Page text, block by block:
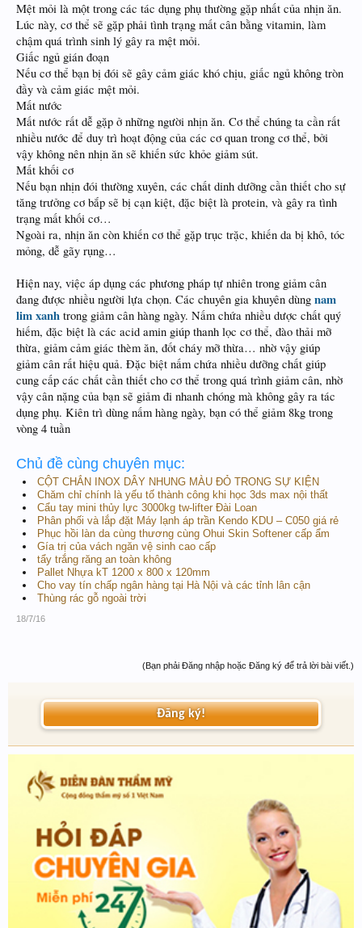
Mệt mỏi là một trong các tác dụng phụ thường gặp nhất của nhịn ăn.
Lúc này, cơ thể sẽ gặp phải tình trạng mất cân bằng vitamin, làm
chậm quá trình sinh lý gây ra mệt mỏi.
Giấc ngủ gián đoạn
Nếu cơ thể bạn bị đói sẽ gây cảm giác khó chịu, giấc ngủ không tròn
đầy và cảm giác mệt mỏi.
Mất nước
Mất nước rất dễ gặp ở những người nhịn ăn. Cơ thể chúng ta cần rất
nhiều nước để duy trì hoạt động của các cơ quan trong cơ thể, bởi
vậy không nên nhịn ăn sẽ khiến sức khỏe giảm sút.
Mất khối cơ
Nếu bạn nhịn đói thường xuyên, các chất dinh dưỡng cần thiết cho sự
tăng trưởng cơ bắp sẽ bị cạn kiệt, đặc biệt là protein, và gây ra tình
trạng mất khối cơ…
Ngoài ra, nhịn ăn còn khiến cơ thể gặp trục trặc, khiến da bị khô, tóc
mỏng, dễ gãy rụng…
Hiện nay, việc áp dụng các phương pháp tự nhiên trong giảm cân
đang được nhiều người lựa chọn. Các chuyên gia khuyên dùng nam
lim xanh trong giảm cân hàng ngày. Nấm chứa nhiều dược chất quý
hiếm, đặc biệt là các acid amin giúp thanh lọc cơ thể, đào thải mỡ
thừa, giảm cảm giác thèm ăn, đốt cháy mỡ thừa… nhờ vậy giúp
giảm cân rất hiệu quả. Đặc biệt nấm chứa nhiều dưỡng chất giúp
cung cấp các chất cần thiết cho cơ thể trong quá trình giảm cân, nhờ
vậy cân nặng của bạn sẽ giảm đi nhanh chóng mà không gây ra tác
dụng phụ. Kiên trì dùng nấm hàng ngày, bạn có thể giảm 8kg trong
vòng 4 tuần
Chủ đề cùng chuyên mục:
CỘT CHẮN INOX DÂY NHUNG MÀU ĐỎ TRONG SỰ KIỆN
Chăm chỉ chính là yếu tố thành công khi học 3ds max nội thất
Cẩu tay mini thủy lực 3000kg tw-lifter Đài Loan
Phân phối và lắp đặt Máy lạnh áp trần Kendo KDU – C050 giá rẻ
Phục hồi làn da cùng thương cùng Ohui Skin Softener cấp ẩm
Gía trị của vách ngăn vệ sinh cao cấp
tẩy trắng răng an toàn không
Pallet Nhựa kT 1200 x 800 x 120mm
Cho vay tín chấp ngân hàng tại Hà Nội và các tỉnh lân cận
Thùng rác gỗ ngoài trời
18/7/16
(Bạn phải Đăng nhập hoặc Đăng ký để trả lời bài viết.)
Đăng ký!